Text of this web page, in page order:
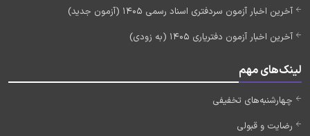
آخرین اخبار آزمون سردفتری اسناد رسمی 1405 (آزمون جدید)
آخرین اخبار آزمون دفتریاری 1405 (به زودی)
لینک‌های مهم
چهارشنبه‌های تخفیفی
رضایت و قبولی